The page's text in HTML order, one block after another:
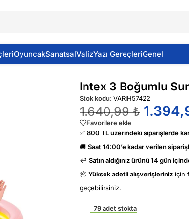
OyuncakSanatsalValizYazı GereçleriGenel
Intex 3 Boğumlu
Stok kodu: VARIH57422
1.640,99₺
Favorilere ekle
✅ 800 TL üzerindeki siparişlerde
🚚 Saat 14:00’e kadar verilen
↩️ Satın aldığınız ürünü 14 gün
📦 Yüksek adetli alışverişleriniz için
geçebilirsiniz.
79 adet stokta